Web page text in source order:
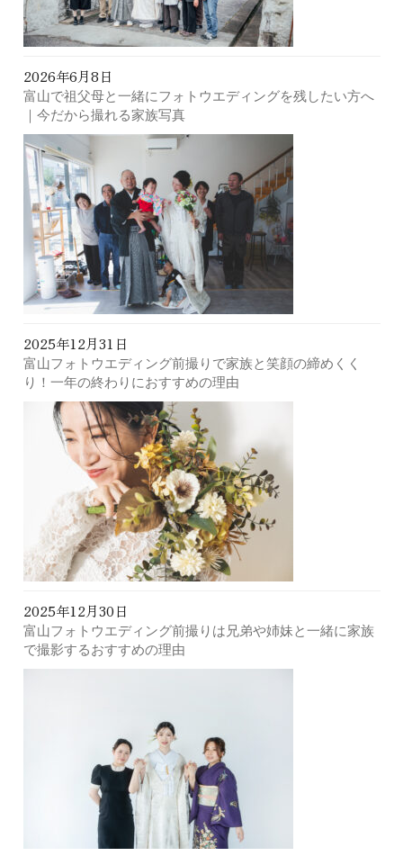
2026年6月8日
富山で祖父母と一緒にフォトウエディングを残したい方へ
｜今だから撮れる家族写真
2025年12月31日
富山フォトウエディング前撮りで家族と笑顔の締めくく
り！一年の終わりにおすすめの理由
2025年12月30日
富山フォトウエディング前撮りは兄弟や姉妹と一緒に家族
で撮影するおすすめの理由